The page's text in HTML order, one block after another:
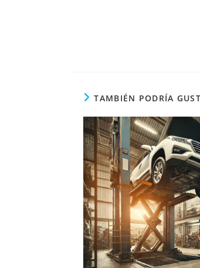
TAMBIÉN PODRÍA